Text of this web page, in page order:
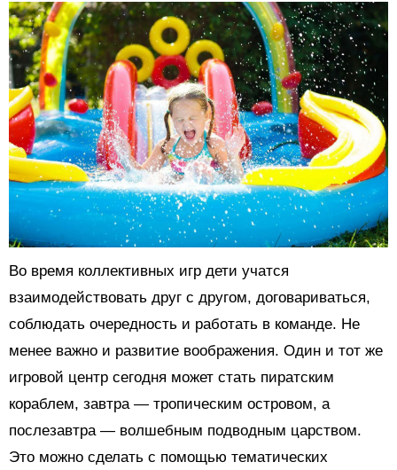
Во время коллективных игр дети учатся
взаимодействовать друг с другом, договариваться,
соблюдать очередность и работать в команде. Не
менее важно и развитие воображения. Один и тот же
игровой центр сегодня может стать пиратским
кораблем, завтра — тропическим островом, а
послезавтра — волшебным подводным царством.
Это можно сделать с помощью тематических